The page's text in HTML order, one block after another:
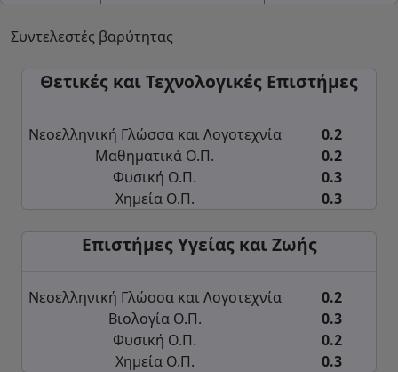
Συντελεστές βαρύτητας
Θετικές και Τεχνολογικές Επιστήμες
Νεοελληνική Γλώσσα και Λογοτεχνία
0.2
Μαθηματικά Ο.Π.
0.2
Φυσική Ο.Π.
0.3
Χημεία Ο.Π.
0.3
Επιστήμες Υγείας και Ζωής
Νεοελληνική Γλώσσα και Λογοτεχνία
0.2
Βιολογία Ο.Π.
0.3
Φυσική Ο.Π.
0.2
Χημεία Ο.Π.
0.3